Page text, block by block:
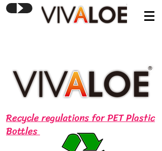
Recycle regulations for PET Plastic
Bottles